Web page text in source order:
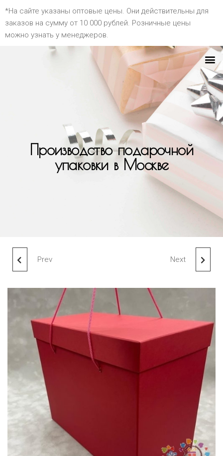
*На сайте указаны оптовые цены. Они действительны для
заказов на сумму от 10 000 рублей. Розничные цены
можно узнать у менеджеров.
Производство подарочной
упаковки в Москве
КОРОБКА 35Х18Х28
(ПРЕСТИЖ*)
Prev Next